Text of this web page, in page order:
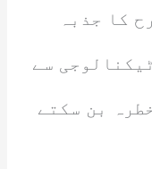
کا جذبہ
سے
بن سکتے